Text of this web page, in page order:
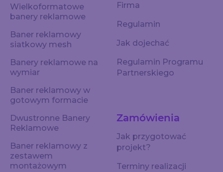
Wielkoformatowe
banery reklamowe
Baner reklamowy
siatkowy mesh
Banery reklamowe na
wymiar
Baner reklamowy w
gotowym formacie
Dwustronne Banery
Reklamowe
Baner reklamowy z
zestawem
montażowym
Firma
Regulamin
Jak dojechać
Regulamin Programu
Partnerskiego
Zamówienia
Jak przygotować
projekt?
Terminy realizacji